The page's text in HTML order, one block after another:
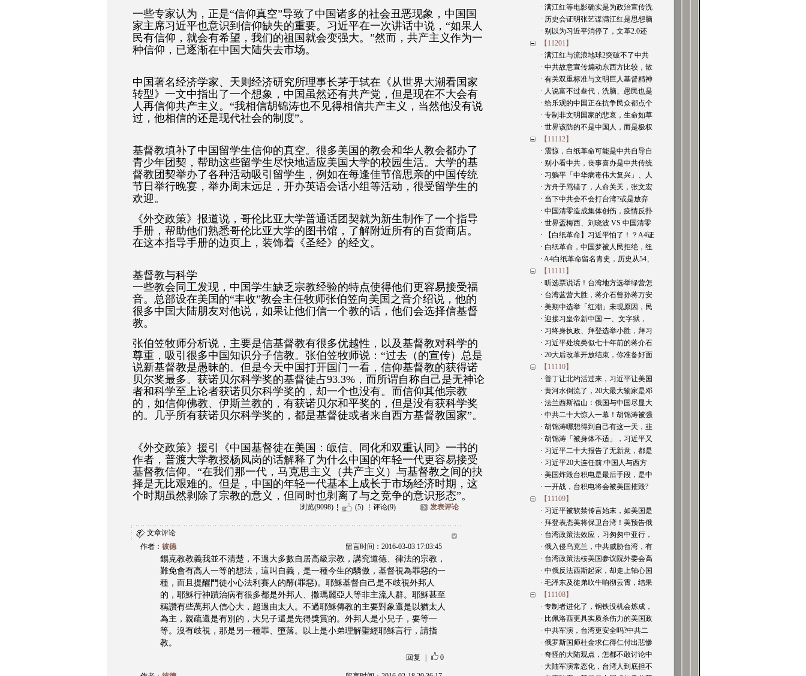
一些专家认为，正是“信仰真空”导致了中国诸多的社会丑恶现象，中国国
家主席习近平也意识到信仰缺失的重要。习近平在一次讲话中说，“如果人
民有信仰，就会有希望，我们的祖国就会变强大。”然而，共产主义作为一
种信仰，已逐渐在中国大陆失去市场。
中国著名经济学家、天则经济研究所理事长茅于轼在《从世界大潮看国家
转型》一文中指出了一个想象，中国虽然还有共产党，但是现在不大会有
人再信仰共产主义。“我相信胡锦涛也不见得相信共产主义，当然他没有说
过，他相信的还是现代社会的制度”。
基督教填补了中国留学生信仰的真空。很多美国的教会和华人教会都办了
青少年团契，帮助这些留学生尽快地适应美国大学的校园生活。大学的基
督教团契举办了各种活动吸引留学生，例如在每逢佳节倍思亲的中国传统
节日举行晚宴，举办周末远足，开办英语会话小组等活动，很受留学生的
欢迎。
《外交政策》报道说，哥伦比亚大学普通话团契就为新生制作了一个指导
手册，帮助他们熟悉哥伦比亚大学的图书馆，了解附近所有的百货商店。
在这本指导手册的边页上，装饰着《圣经》的经文。
基督教与科学
一些教会同工发现，中国学生缺乏宗教经验的特点使得他们更容易接受福
音。总部设在美国的“丰收”教会主任牧师张伯笠向美国之音介绍说，他的
很多中国大陆朋友对他说，如果让他们信一个教的话，他们会选择信基督
教。
张伯笠牧师分析说，主要是信基督教有很多优越性，以及基督教对科学的
尊重，吸引很多中国知识分子信教。张伯笠牧师说：“过去（的宣传）总是
说新基督教是愚昧的。但是今天中国打开国门一看，信仰基督教的获得诺
贝尔奖最多。获诺贝尔科学奖的基督徒占93.3%，而所谓自称自己是无神论
者和科学至上论者获诺贝尔科学奖的，却一个也没有。而信仰其他宗教
的，如信仰佛教、伊斯兰教的，有获诺贝尔和平奖的，但是没有获科学奖
的。几乎所有获诺贝尔科学奖的，都是基督徒或者来自西方基督教国家”。
《外交政策》援引《中国基督徒在美国：皈信、同化和双重认同》一书的
作者，普渡大学教授杨凤岗的话解释了为什么中国的年轻一代更容易接受
基督教信仰。“在我们那一代，马克思主义（共产主义）与基督教之间的抉
择是无比艰难的。但是，中国的年轻一代基本上成长于市场经济时期，这
个时期虽然剥除了宗教的意义，但同时也剥离了与之竞争的意识形态”。
浏览(9098) (5) 评论(9) 发表评论
文章评论
作者： 彼德 留言时间：2016-03-03 17:03:45
錫克教教義我並不清楚，不過大多數自居高級宗教，講究道德、律法的宗教，
難免會有高人一等的想法，這叫自義，是一種今生的驕傲，基督視為罪惡的一
種，而且提醒門徒小心法利賽人的酵(罪惡)。耶穌基督自己是不歧視外邦人
的，耶穌行神蹟治病有很多都是外邦人、撒瑪麗亞人等非主流人群。耶穌甚至
稱讚有些萬邦人信心大，超過由太人。不過耶穌傳教的主要對象還是以猶太人
為主，親疏還是有別的，大兒子還是先得獎賞的。外邦人是小兒子，要等一
等。沒有歧視，那是另一種罪、墮落。以上是小弟理解聖經耶穌言行，請指
教。
回复 0
· 满江红等电影确实是为政治宣传洗
· 历史会证明张艺谋满江红是思想脑
· 别以为习近平消停了，文革2.0还
【11201】
· 满江红与流浪地球2突破不了中共
· 中共故意宣传煽动东西方比较，散
· 有关双重标准与文明巨人基督精神
· 人说富不过叁代，洗脑、愚民也是
· 给乐观的中国正在抗争民众都点个
· 专制非文明国家的悲哀，生命如草
· 世界该防的不是中国人，而是极权
【11112】
· 震惊，白纸革命可能是中共自导自
· 别小看中共，丧事喜办是中共传统
· 习躺平「中华病毒伟大复兴」、人
· 方舟子骂错了，人命关天，张文宏
· 当下中共会不会打台湾?或是放弃
· 中国清零造成集体创伤，疫情反扑
· 世界盃梅西、刘晓波 VS 中国清零
· 【白纸革命】习近平怕了！？A4证
· 白纸革命，中国梦被人民拒绝，纽
· A4白纸革命留名青史，历史从54、
【11111】
· 听选票说话！台湾地方选举绿营怎
· 台湾蓝营大胜，蒋介石曾孙蒋万安
· 美期中选举「红潮」未现原因，民
· 迎接习皇帝新中国:一、文字狱，
· 习终身执政、拜登选举小胜，拜习
· 习近平处境类似七十年前的蒋介石
· 20大后改革开放结束，你准备好面
【11110】
· 普丁让北约活过来，习近平让美国
· 黄河水倒流了，20大最大输家是邓
· 法兰西斯福山：俄国与中国尽显大
· 中共二十大惊人一幕！胡锦涛被强
· 胡锦涛哪想得到自己有这一天，韭
· 胡锦涛「被身体不适」，习近平又
· 习近平二十大报告了无新意，都是
· 习近平20大连任前:中国人与西方
· 美国炸毁台积电是最后手段，是中
· 一开战，台积电将会被美国摧毁?
【11109】
· 习近平被软禁传言始末，如美国是
· 拜登表态美将保卫台湾！美预告俄
· 台湾政策法效应，习匆匆中亚行，
· 俄入侵乌克兰，中共威胁台湾，有
· 台湾政策法桉美国参议院外委会高
· 中俄反法西斯起家，却走上轴心国
· 毛泽东及徒弟吹牛响彻云霄，结果
【11108】
· 专制者进化了，钢铁没机会炼成，
· 比佩洛西更具实质杀伤力的美国政
· 中共军演，台湾更安全吗?中共二
· 俄罗斯国师杜金求仁得仁付出悲惨
· 奇怪的大陆观点，怎都不敢讨论中
· 大陆军演常态化，台湾人到底担不